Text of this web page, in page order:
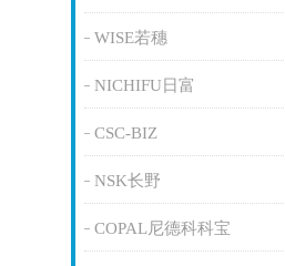
WISE若穗
NICHIFU日富
CSC-BIZ
NSK长野
COPAL尼德科科宝